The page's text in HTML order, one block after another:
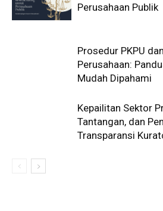
Perusahaan Publik
Prosedur PKPU
Perusahaan:
Mudah Dipahami
Kepailitan Sektor
Tantangan, dan
Transparansi